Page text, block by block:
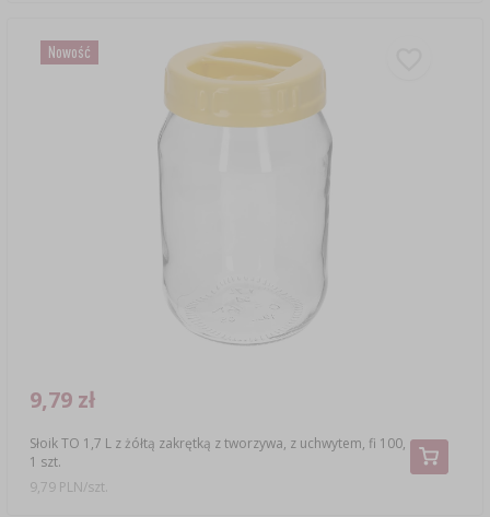
Nowość
Słoik TO 1,7 L z żółtą zakrętką z tworzywa, z uchwytem, fi 100,
1 szt.
9,79 zł
9,79 PLN/szt.